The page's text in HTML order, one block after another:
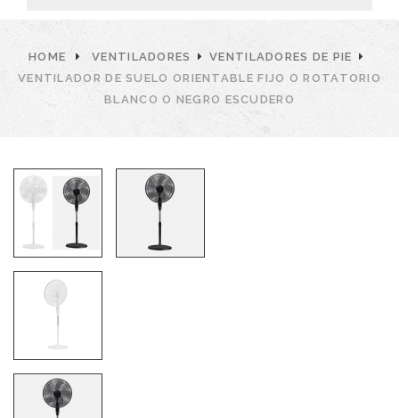
HOME VENTILADORES
VENTILADORES DE PIE
VENTILADOR DE SUELO ORIENTABLE FIJO O ROTATORIO
BLANCO O NEGRO ESCUDERO